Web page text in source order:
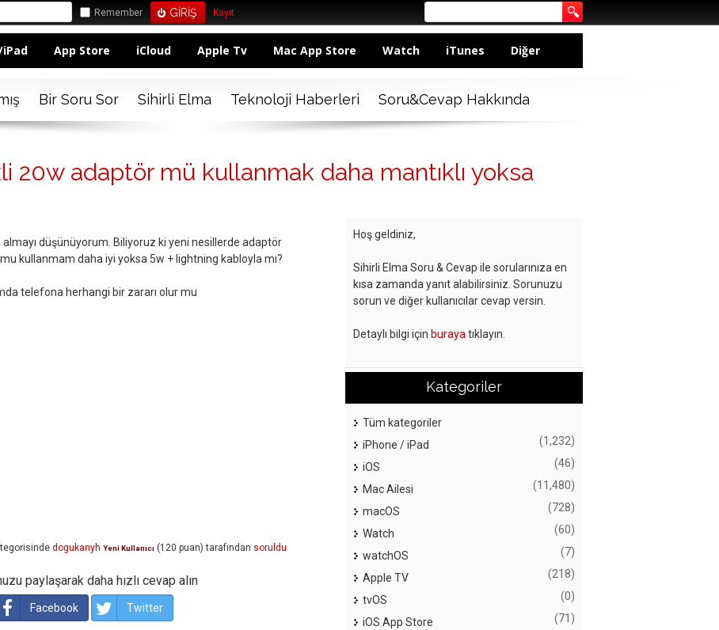
Remember Kayıt
App Store iCloud Apple Tv Mac App Store Watch iTunes Diğer
Bir Soru Sor Sihirli Elma Teknoloji Haberleri Soru&Cevap Hakkında
20w adaptör mü kullanmak daha mantıklı yoksa
düşünüyorum. Biliyoruz ki yeni nesillerde adaptör
kullanmam daha iyi yoksa 5w + lightning kabloyla mı?
telefona herhangi bir zararı olur mu
dogukanyh Yeni Kullanıcı (120 puan) tarafından soruldu
paylaşarak daha hızlı cevap alın
Facebook Twitter
Hoş geldiniz,
Sihirli Elma Soru & Cevap ile sorularınıza en
kısa zamanda yanıt alabilirsiniz. Sorunuzu
sorun ve diğer kullanıcılar cevap versin.
Detaylı bilgi için buraya tıklayın.
Kategoriler
Tüm kategoriler
iPhone / iPad
(1,232)
iOS (46)
Mac Ailesi (11,480)
macOS (728)
Watch (60)
watchOS (7)
Apple TV (218)
tvOS (0)
iOS App Store (71)